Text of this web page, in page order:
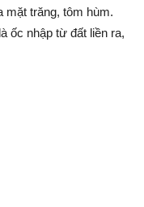
mặt trăng, tôm hùm.
ốc nhập từ đất liền ra,